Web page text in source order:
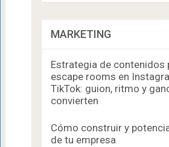
MARKETING
Estrategia de contenidos
escape rooms en
TikTok: guion, ritmo y
convierten
Cómo construir y
de tu empresa